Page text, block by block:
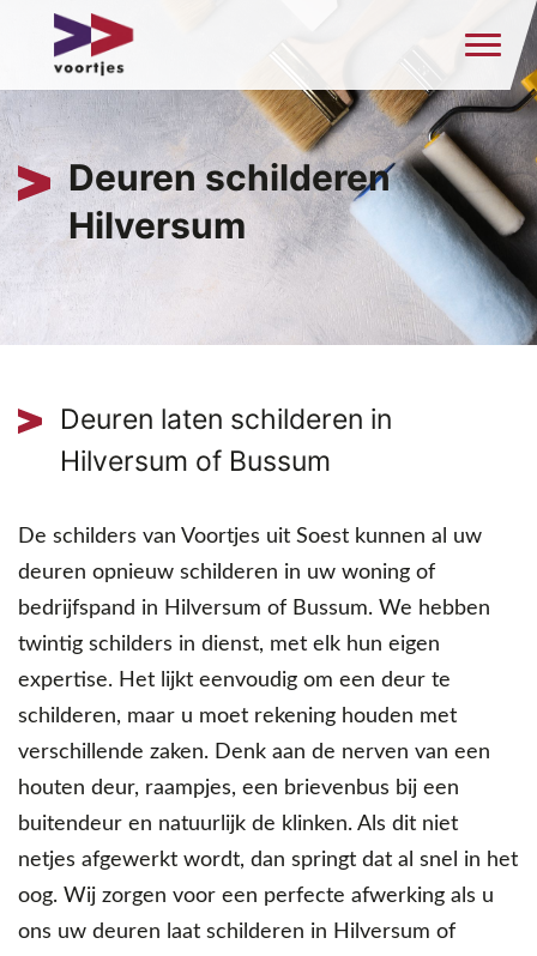
Deuren schilderen
Hilversum
Deuren laten schilderen in
Hilversum of Bussum
De schilders van Voortjes uit Soest kunnen al uw
deuren opnieuw schilderen in uw woning of
bedrijfspand in Hilversum of Bussum. We hebben
twintig schilders in dienst, met elk hun eigen
expertise. Het lijkt eenvoudig om een deur te
schilderen, maar u moet rekening houden met
verschillende zaken. Denk aan de nerven van een
houten deur, raampjes, een brievenbus bij een
buitendeur en natuurlijk de klinken. Als dit niet
netjes afgewerkt wordt, dan springt dat al snel in het
oog. Wij zorgen voor een perfecte afwerking als u
ons uw deuren laat schilderen in Hilversum of